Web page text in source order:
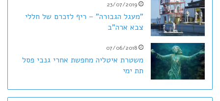
23/07/2019
"מעגל הגבורה" – ריף לזכרם של חללי
צבא ארה"ב
07/06/2018
משטרת איטליה מחפשת אחרי גנבי פסל
תת ימי